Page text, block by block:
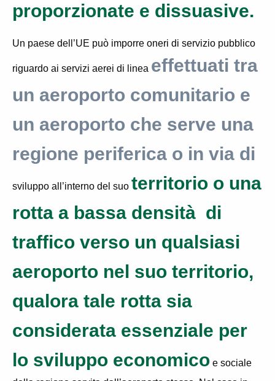
proporzionate e dissuasive.
Un paese dell’UE può imporre oneri di servizio pubblico
riguardo ai servizi aerei di linea effettuati tra
un aeroporto comunitario e
un aeroporto che serve una
regione periferica o in via di
sviluppo all’interno del suo territorio o una
rotta a bassa densità di
traffico verso un qualsiasi
aeroporto nel suo territorio,
qualora tale rotta sia
considerata essenziale per
lo sviluppo economico e sociale